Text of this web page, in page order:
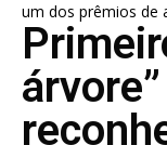
um dos prêmios de